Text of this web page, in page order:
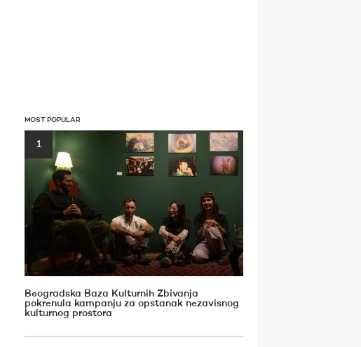
MOST POPULAR
1
Beogradska Baza Kulturnih Zbivanja
pokrenula kampanju za opstanak nezavisnog
kulturnog prostora